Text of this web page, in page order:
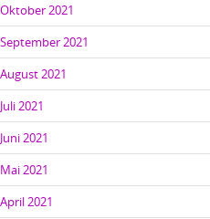
Oktober 2021
September 2021
August 2021
Juli 2021
Juni 2021
Mai 2021
April 2021